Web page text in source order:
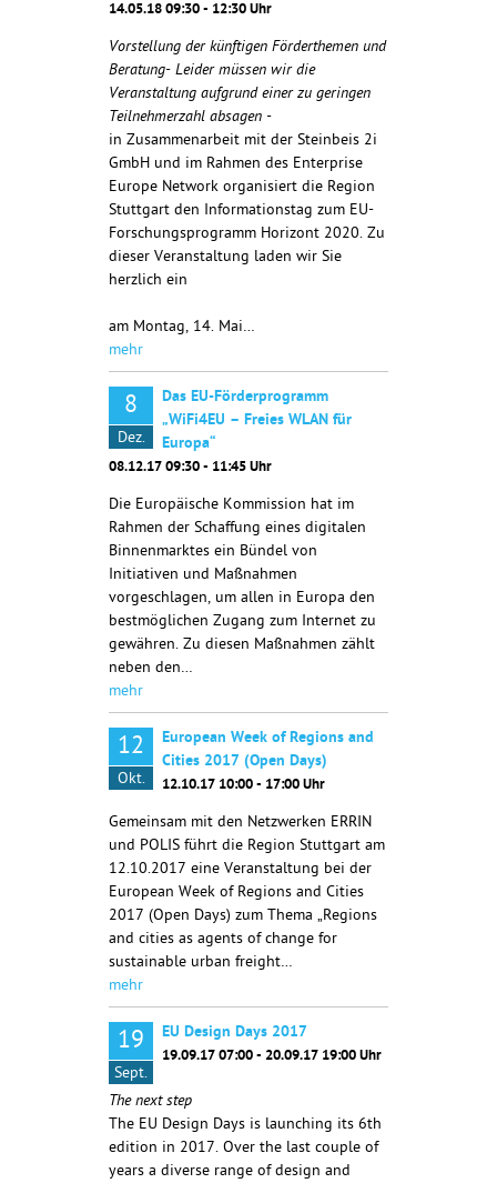
14.05.18 09:30 - 12:30 Uhr
Vorstellung der künftigen Förderthemen und
Beratung- Leider müssen wir die
Veranstaltung aufgrund einer zu geringen
Teilnehmerzahl absagen -
in Zusammenarbeit mit der Steinbeis 2i
GmbH und im Rahmen des Enterprise
Europe Network organisiert die Region
Stuttgart den Informationstag zum EU-
Forschungsprogramm Horizont 2020. Zu
dieser Veranstaltung laden wir Sie
herzlich ein
am Montag, 14. Mai…
mehr
8
Dez.
Das EU-Förderprogramm
„WiFi4EU – Freies WLAN für
Europa“
08.12.17 09:30 - 11:45 Uhr
Die Europäische Kommission hat im
Rahmen der Schaffung eines digitalen
Binnenmarktes ein Bündel von
Initiativen und Maßnahmen
vorgeschlagen, um allen in Europa den
bestmöglichen Zugang zum Internet zu
gewähren. Zu diesen Maßnahmen zählt
neben den…
mehr
12
Okt.
European Week of Regions and
Cities 2017 (Open Days)
12.10.17 10:00 - 17:00 Uhr
Gemeinsam mit den Netzwerken ERRIN
und POLIS führt die Region Stuttgart am
12.10.2017 eine Veranstaltung bei der
European Week of Regions and Cities
2017 (Open Days) zum Thema „Regions
and cities as agents of change for
sustainable urban freight…
mehr
19
Sept.
EU Design Days 2017
19.09.17 07:00 - 20.09.17 19:00 Uhr
The next step
The EU Design Days is launching its 6th
edition in 2017. Over the last couple of
years a diverse range of design and